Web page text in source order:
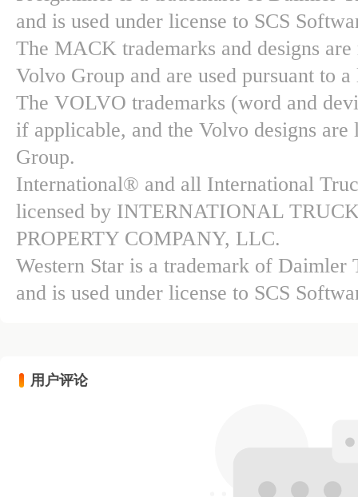
and is used under license to SCS
The MACK trademarks and designs
Volvo Group and are used pursuant to a
The VOLVO trademarks (word and
if applicable, and the Volvo designs
Group.
International® and all International
licensed by INTERNATIONAL
PROPERTY COMPANY, LLC.
Western Star is a trademark of
and is used under license to SCS
用户评论